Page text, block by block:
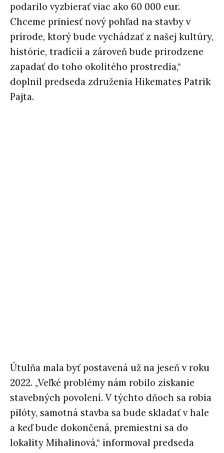
podarilo vyzbierať viac ako 60 000 eur.
Chceme priniesť nový pohľad na stavby v
prírode, ktorý bude vychádzať z našej kultúry,
histórie, tradícií a zároveň bude prirodzene
zapadať do toho okolitého prostredia,“
doplnil predseda združenia Hikemates Patrik
Pajta.
Útulňa mala byť postavená už na jeseň v roku
2022. „Veľké problémy nám robilo získanie
stavebných povolení. V týchto dňoch sa robia
pilóty, samotná stavba sa bude skladať v hale
a keď bude dokončená, premiestni sa do
lokality Mihalinová,“ informoval predseda